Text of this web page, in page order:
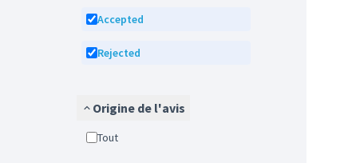
Accepted
Rejected
Origine de l'avis
Tout